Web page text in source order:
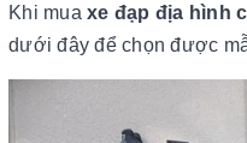
Khi mua xe đạp địa hình
dưới đây để chọn được